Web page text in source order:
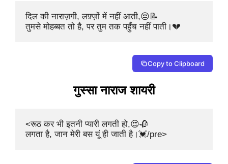
दिल की नाराज़गी, लफ़्ज़ों में नहीं आती,😔📝
तुमसे मोहब्बत तो है, पर तुम तक पहुँच नहीं पाती।💔
Copy to Clipboard
गुस्सा नाराज शायरी
<रूठ कर भी इतनी प्यारी लगती हो,😍🥀
लगता है, जान मेरी बस यूं ही जाती है।💓/pre>